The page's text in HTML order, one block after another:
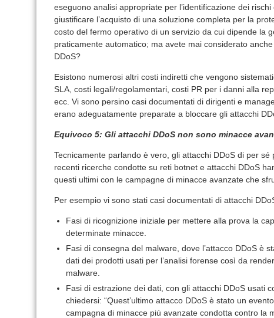
eseguono analisi appropriate per l’identificazione dei
giustificare l’acquisto di una soluzione completa per la
costo del fermo operativo di un servizio da cui dipende la
praticamente automatico; ma avete mai considerato
DDoS?
Esistono numerosi altri costi indiretti che vengono
SLA, costi legali/regolamentari, costi PR per i danni alla
ecc. Vi sono persino casi documentati di dirigenti e
erano adeguatamente preparate a bloccare gli attacchi
Equivoco 5: Gli attacchi DDoS non sono minacce
Tecnicamente parlando è vero, gli attacchi DDoS di per
recenti ricerche condotte su reti botnet e attacchi DDoS
questi ultimi con le campagne di minacce avanzate che
Per esempio vi sono stati casi documentati di attacchi
Fasi di ricognizione iniziale per mettere alla prova la
determinate minacce.
Fasi di consegna del malware, dove l’attacco DDoS è
dati dei prodotti usati per l’analisi forense così da
malware.
Fasi di estrazione dei dati, con gli attacchi DDoS usati
chiedersi: “Quest’ultimo attacco DDoS è stato un
campagna di minacce più avanzate condotta contro la